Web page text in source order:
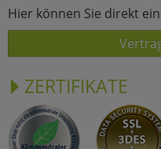
Hier können Sie direkt
ZERTIFIKATE